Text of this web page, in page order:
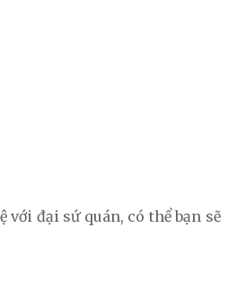
đại sứ quán, có thể bạn sẽ